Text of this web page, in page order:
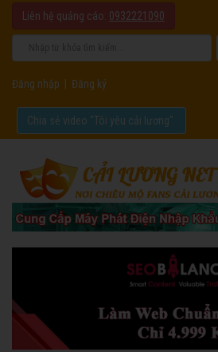
Liên hệ quảng cáo: 0932221090
Đăng nhập Đăng ký
Chia sẻ video "Tôi yêu cải lương".